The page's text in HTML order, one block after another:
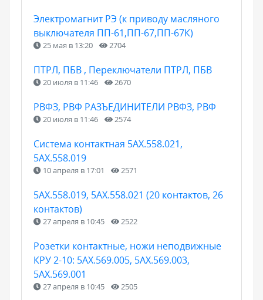
Электромагнит РЭ (к приводу масляного
выключателя ПП-61,ПП-67,ПП-67К)
25 мая в 13:20 2704
ПТРЛ, ПБВ , Переключатели ПТРЛ, ПБВ
20 июля в 11:46 2670
РВФЗ, РВФ РАЗЪЕДИНИТЕЛИ РВФЗ, РВФ
20 июля в 11:46 2574
Cистема контактная 5АХ.558.021,
5АХ.558.019
10 апреля в 17:01 2571
5АХ.558.019, 5АХ.558.021 (20 контактов, 26
контактов)
27 апреля в 10:45 2522
Розетки контактные, ножи неподвижные
КРУ 2-10: 5АХ.569.005, 5АХ.569.003,
5АХ.569.001
27 апреля в 10:45 2505